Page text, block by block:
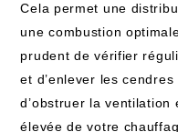
Cela permet une
une combustion
prudent de vérifier
et d’enlever les
d’obstruer la
élevée de votre